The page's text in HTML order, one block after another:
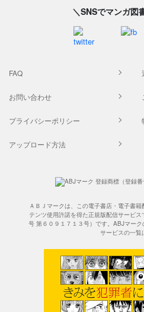
＼SNSでマンガ図
FAQ
お問い合わせ
プライバシーポリシー
アップロード方法
ＡＢＪマークは、この電子書店・電子書
テンツ使用許諾を得た正規版配信サービ
号 第６０９１７１３号）です。ABJマー
サービスの一覧